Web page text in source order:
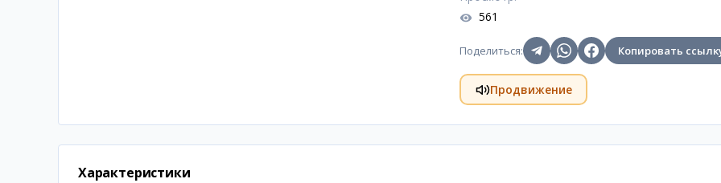
561
Поделиться: Копировать
Продвижение
Характеристики